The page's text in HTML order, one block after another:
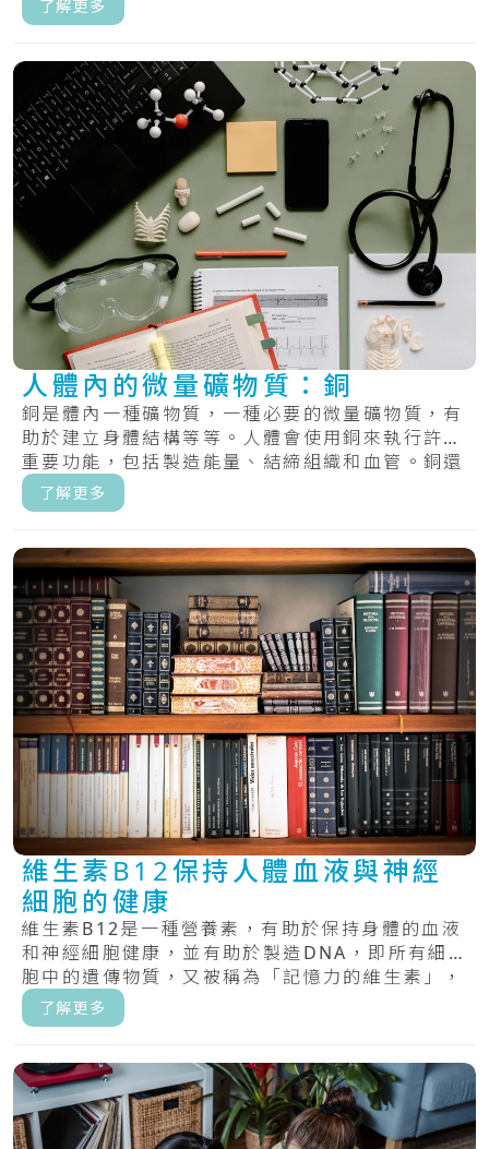
了解更多
人體內的微量礦物質：銅
銅是體內一種礦物質，一種必要的微量礦物質，有
助於建立身體結構等等。人體會使用銅來執行許多
重要功能，包括製造能量、結締組織和血管。銅還
有助.....
了解更多
維生素B12保持人體血液與神經
細胞的健康
維生素B12是一種營養素，有助於保持身體的血液
和神經細胞健康，並有助於製造DNA，即所有細
胞中的遺傳物質，又被稱為「記憶力的維生素」，
具.....
了解更多